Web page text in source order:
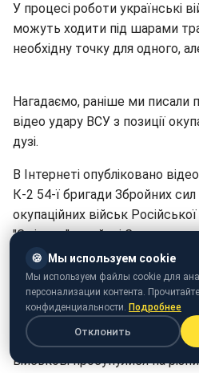
У процесі роботи українські
можуть ходити під шарами
необхідну точку для одного,
Нагадаємо, раніше ми писали
відео удару ВСУ з позиції
дузі.
В Інтернеті опубліковано
К-2 54-ї бригади Збройних сил
окупаційних військ
"Смітник" в районі
А також ми повідомляли про
про взяття під контроль ВСУ
зоні".
Волонтер розповів, що
військові просунулися на
🍪 Мы используем cookie
Мы используем файлы cookie для
персонализации контента.
конфиденциальности. Подробнее
Отклонить